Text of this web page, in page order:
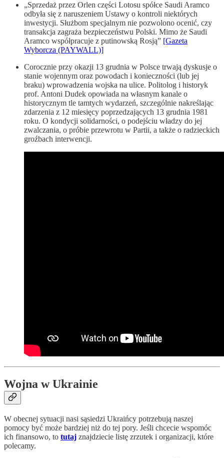
„Sprzedaż przez Orlen części Lotosu spółce Saudi Aramco
odbyła się z naruszeniem Ustawy o kontroli niektórych
inwestycji. Służbom specjalnym nie pozwolono ocenić, czy
transakcja zagraża bezpieczeństwu Polski. Mimo że Saudi
Aramco współpracuje z putinowską Rosją” [Gazeta
Wyborcza (PAYWALL)]
Corocznie przy okazji 13 grudnia w Polsce trwają dyskusje o
stanie wojennym oraz powodach i konieczności (lub jej
braku) wprowadzenia wojska na ulice. Politolog i historyk
prof. Antoni Dudek opowiada na własnym kanale o
historycznym tle tamtych wydarzeń, szczególnie nakreślając
zdarzenia z 12 miesięcy poprzedzających 13 grudnia 1981
roku. O kondycji solidarności, o podejściu władzy do jej
zwalczania, o próbie przewrotu w Partii, a także o radzieckich
groźbach interwencji.
Wojna w Ukrainie
W obecnej sytuacji nasi sąsiedzi Ukraińcy potrzebują naszej
pomocy być może bardziej niż do tej pory. Jeśli chcecie wspomóc
ich finansowo, to tutaj znajdziecie listę zrzutek i organizacji, które
polecamy.